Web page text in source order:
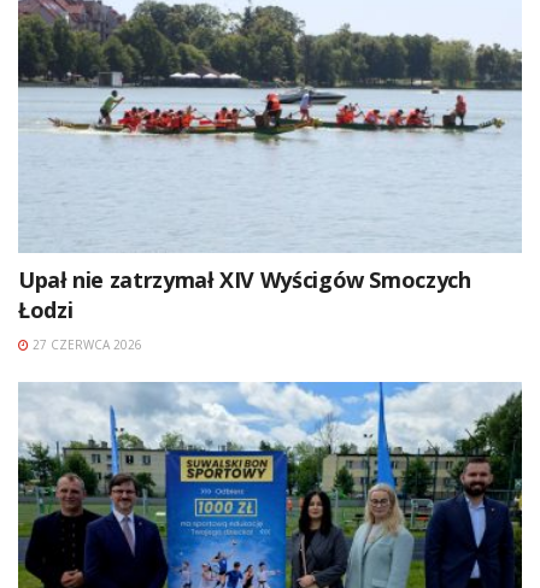
Upał nie zatrzymał XIV Wyścigów Smoczych
Łodzi
27 CZERWCA 2026